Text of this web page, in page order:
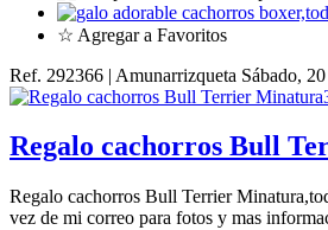
☆ Agregar a Favoritos
Ref. 292366 | Amunarrizqueta Sábado,
Regalo cachorros Bull
Regalo cachorros Bull Terrier
vez de mi correo para fotos y mas